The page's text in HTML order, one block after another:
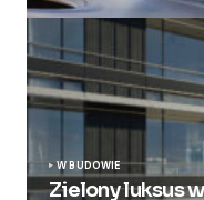
W BUDOWIE
Zielony luksus